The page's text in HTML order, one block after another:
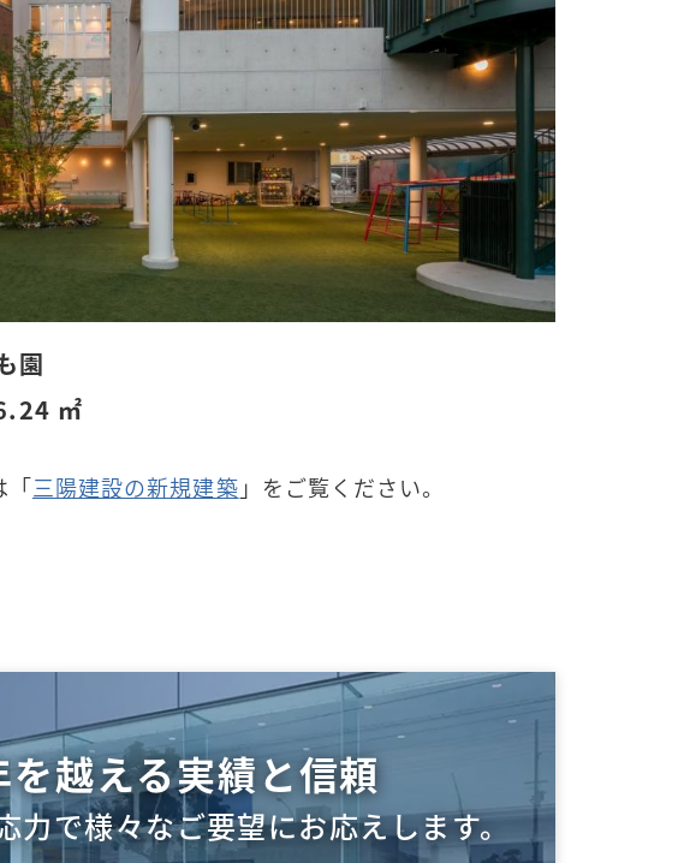
園
㎡
「三陽建設の新規建築 」をご覧ください。
越える実績と信頼
力で様々なご要望にお応えします。